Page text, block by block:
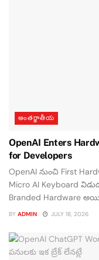
అంతర్జాతీయ
OpenAI Enters
for Developers
OpenAI నుంచి First
Micro AI Keyboard
Branded Hardware
BY ADMIN JULY 18, 2026